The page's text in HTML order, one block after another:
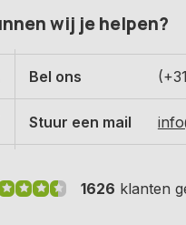
wij je helpen?
Bel ons
Stuur een mail
1626 klanten